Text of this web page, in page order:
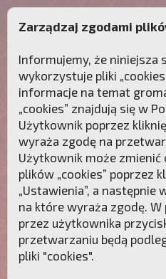
Przebudźmy
Polonia
Christiana
Zarządzaj zgodami
Informujemy, że
wykorzystuje pliki
informacje na temat
„cookies” znajdują się w
Użytkownik poprzez
wyraża zgodę na
Użytkownik może zmienić
plików „cookies” poprzez
„Ustawienia”, a następnie
na które wyraża zgodę. W
przez użytkownika
przetwarzaniu będą
pliki "cookies".